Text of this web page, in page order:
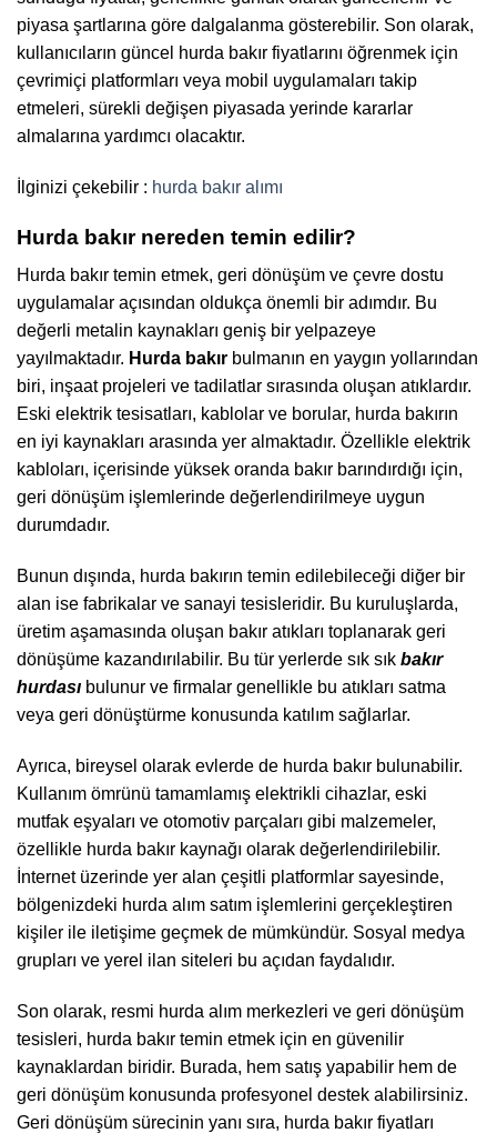
piyasa şartlarına göre dalgalanma gösterebilir. Son olarak,
kullanıcıların güncel hurda bakır fiyatlarını öğrenmek için
çevrimiçi platformları veya mobil uygulamaları takip
etmeleri, sürekli değişen piyasada yerinde kararlar
almalarına yardımcı olacaktır.
İlginizi çekebilir : hurda bakır alımı
Hurda bakır nereden temin edilir?
Hurda bakır temin etmek, geri dönüşüm ve çevre dostu
uygulamalar açısından oldukça önemli bir adımdır. Bu
değerli metalin kaynakları geniş bir yelpazeye
yayılmaktadır. Hurda bakır bulmanın en yaygın yollarından
biri, inşaat projeleri ve tadilatlar sırasında oluşan atıklardır.
Eski elektrik tesisatları, kablolar ve borular, hurda bakırın
en iyi kaynakları arasında yer almaktadır. Özellikle elektrik
kabloları, içerisinde yüksek oranda bakır barındırdığı için,
geri dönüşüm işlemlerinde değerlendirilmeye uygun
durumdadır.
Bunun dışında, hurda bakırın temin edilebileceği diğer bir
alan ise fabrikalar ve sanayi tesisleridir. Bu kuruluşlarda,
üretim aşamasında oluşan bakır atıkları toplanarak geri
dönüşüme kazandırılabilir. Bu tür yerlerde sık sık bakır
hurdası bulunur ve firmalar genellikle bu atıkları satma
veya geri dönüştürme konusunda katılım sağlarlar.
Ayrıca, bireysel olarak evlerde de hurda bakır bulunabilir.
Kullanım ömrünü tamamlamış elektrikli cihazlar, eski
mutfak eşyaları ve otomotiv parçaları gibi malzemeler,
özellikle hurda bakır kaynağı olarak değerlendirilebilir.
İnternet üzerinde yer alan çeşitli platformlar sayesinde,
bölgenizdeki hurda alım satım işlemlerini gerçekleştiren
kişiler ile iletişime geçmek de mümkündür. Sosyal medya
grupları ve yerel ilan siteleri bu açıdan faydalıdır.
Son olarak, resmi hurda alım merkezleri ve geri dönüşüm
tesisleri, hurda bakır temin etmek için en güvenilir
kaynaklardan biridir. Burada, hem satış yapabilir hem de
geri dönüşüm konusunda profesyonel destek alabilirsiniz.
Geri dönüşüm sürecinin yanı sıra, hurda bakır fiyatları